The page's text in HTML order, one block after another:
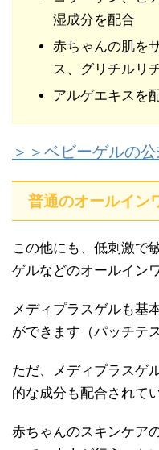
湿成分を配合
赤ちゃんの肌を
ス、グリチルリ
アルゲエキスを
＞＞ベビーゲルの
普通のオールイン
この他にも、低刺激で
ゲルなどのオールイン
メディプラスゲルも基
ができます（パッチテ
ただ、メディプラスゲ
的な成分も配合されて
赤ちゃんのスキンケア